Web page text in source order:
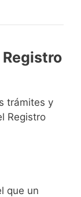
trámites y
Registro
que un